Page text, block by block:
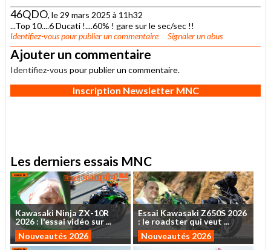
46QDO, le 29 mars 2025 à 11h32
...Top 10....6 Ducati !....60% ! gare sur le sec/sec !!
Identifiez-vouspour publier un commentaire Signaler un abus
Ajouter un commentaire
Identifiez-vous pour publier un commentaire.
Inscription Newsletter MNC
Les derniers essais MNC
Kawasaki NinjaZX-10R
2026: l'essaividéo sur...
Nouveautés 2026
Essai KawasakiZ650S 2026
: le roadsterquiveut ...
Nouveautés 2026